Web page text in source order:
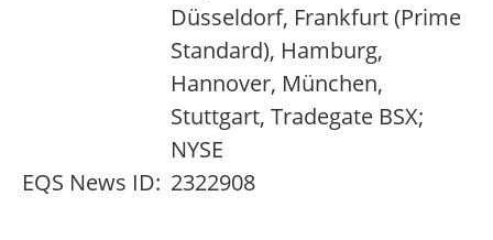
Düsseldorf, Frankfurt (Prime
Standard), Hamburg,
Hannover, München,
Stuttgart, Tradegate BSX;
NYSE
EQS News ID: 2322908